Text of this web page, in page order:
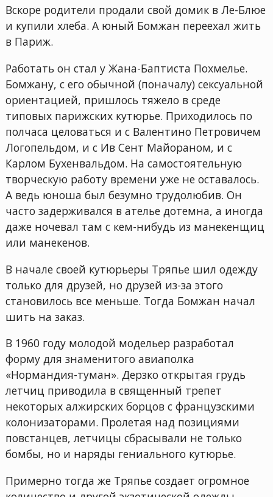
Вскоре родители продали свой домик в Ле-Блюе
и купили хлеба. А юный Бомжан переехал жить
в Париж.
Работать он стал у Жана-Баптиста Похмелье.
Бомжану, с его обычной (поначалу) сексуальной
ориентацией, пришлось тяжело в среде
типовых парижских кутюрье. Приходилось по
полчаса целоваться и с Валентино Петровичем
Логопельдом, и с Ив Сент Майораном, и с
Карлом Бухенвальдом. На самостоятельную
творческую работу времени уже не оставалось.
А ведь юноша был безумно трудолюбив. Он
часто задерживался в ателье дотемна, а иногда
даже ночевал там с кем-нибудь из манекенщиц
или манекенов.
В начале своей кутюрьеры Тряпье шил одежду
только для друзей, но друзей из-за этого
становилось все меньше. Тогда Бомжан начал
шить на заказ.
В 1960 году молодой модельер разработал
форму для знаменитого авиаполка
«Нормандия-туман». Дерзко открытая грудь
летчиц приводила в священный трепет
некоторых алжирских борцов с французскими
колонизаторами. Пролетая над позициями
повстанцев, летчицы сбрасывали не только
бомбы, но и наряды гениального кутюрье.
Примерно тогда же Тряпье создает огромное